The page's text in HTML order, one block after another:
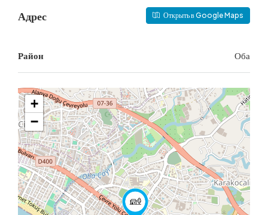
Адрес Открыть в Google Maps
Район Оба
+
−